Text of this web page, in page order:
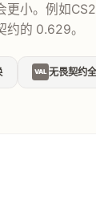
更小。例如
约的 0.629。
VAL 无畏契约